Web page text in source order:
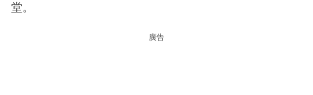
堂。
廣告